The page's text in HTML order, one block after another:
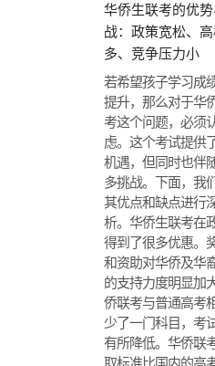
华侨生联考的优
战：政策宽松、
多、竞争压力小
若希望孩子学习成
提升，那么对于华
考这个问题，必须
虑。这个考试提供
机遇，但同时也伴
多挑战。下面，我
其优点和缺点进行
析。华侨生联考在
得到了很多优惠。
和资助对华侨及华
的支持力度明显加
侨联考与普通高考
少了一门科目，考
有所降低。华侨联
取标准比国内的高